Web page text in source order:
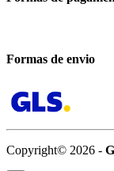
Formas de envio
Copyright© 2026 -